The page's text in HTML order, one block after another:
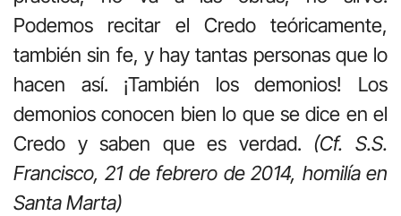
Podemos recitar el Credo teóricamente,
también sin fe, y hay tantas personas que lo
hacen así. ¡También los demonios! Los
demonios conocen bien lo que se dice en el
Credo y saben que es verdad. (Cf. S.S.
Francisco, 21 de febrero de 2014, homilía en
Santa Marta)